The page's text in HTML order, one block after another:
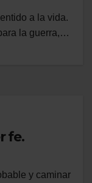
a la vida.
la guerra,…
fe.
y caminar